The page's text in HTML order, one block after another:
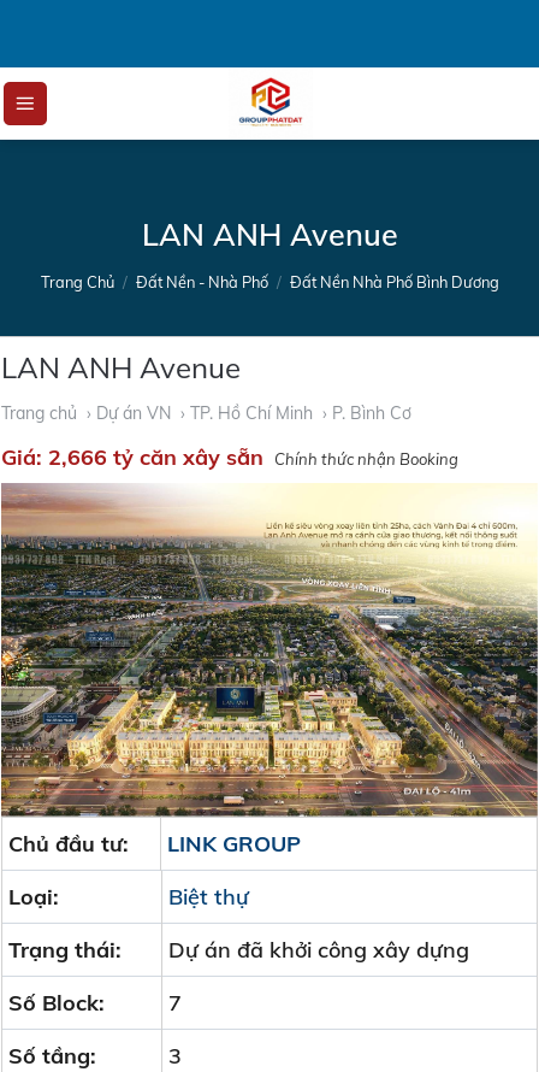
content
LAN ANH Avenue
Trang Chủ / Đất Nền - Nhà Phố / Đất Nền Nhà Phố Bình Dương
LAN ANH Avenue
Trang chủ › Dự án VN › TP. Hồ Chí Minh › P. Bình Cơ
Giá: 2,666 tỷ căn xây sẵn Chính thức nhận Booking
Chủ đầu tư:
LINK GROUP
Loại:
Biệt thự
Trạng thái:
Dự án đã khởi công xây dựng
Số Block:
7
Số tầng:
3